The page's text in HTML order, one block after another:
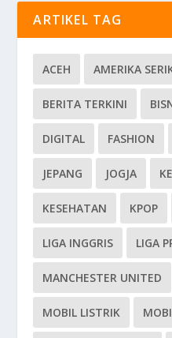
ARTIKEL TAG
ACEH AMERIKA
BERITA TERKINI
DIGITAL FASHION
JEPANG JOGJA
KESEHATAN KPOP
LIGA INGGRIS LIGA
MANCHESTER UNITED
MOBIL LISTRIK